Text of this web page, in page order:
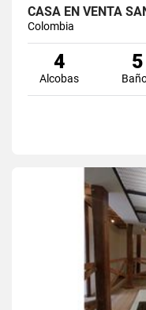
CASA EN VENTA
Colombia
4
Alcobas
5